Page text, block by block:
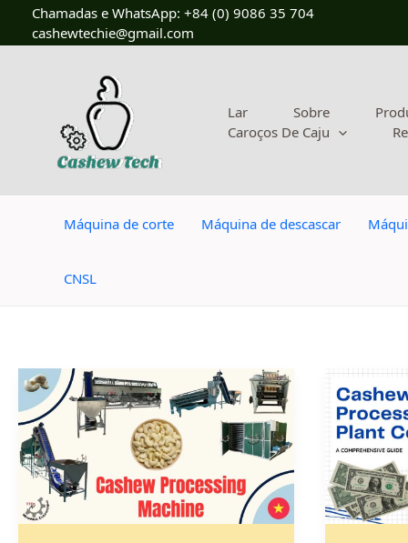
para
Chamadas e WhatsApp: +84 (0) 9086 35 704
cashewtechie@gmail.com
Lar Sobre
Caroços De Caju
Máquina de corte Máquina de descascar
CNSL
Máquina
de
Processamento
de
Castanha
de
Caju
Custo
de
uma
fábrica
de
de
de
caju